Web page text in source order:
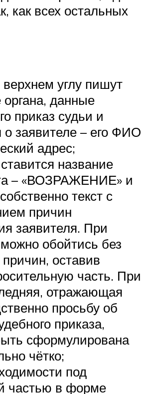
как всех остальных
углу пишут
органа, данные
приказ судьи и
о заявителе – его ФИО
адрес;
название
– «ВОЗРАЖЕНИЕ» и
текст с
причин
заявителя. При
обойтись без
оставив
часть. При
отражающая
просьбу об
приказа,
сформулирована
чётко;
под
частью в форме